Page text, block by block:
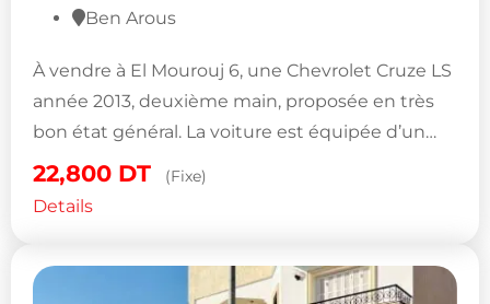
Ben Arous
À vendre à El Mourouj 6, une Chevrolet Cruze LS
année 2013, deuxième main, proposée en très
bon état général. La voiture est équipée d’un…
22,800 DT (Fixe)
Details